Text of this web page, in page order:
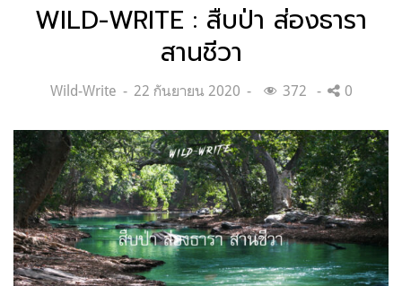
WILD-WRITE : สืบป่า ส่องธารา
สานชีวา
Categories:
Wild-Write
Posted
22 กันยายน 2020 372 0